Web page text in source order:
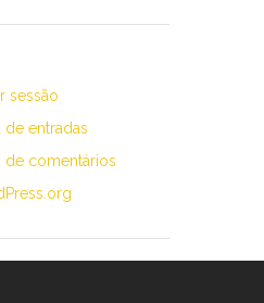
sessão
de entradas
de comentários